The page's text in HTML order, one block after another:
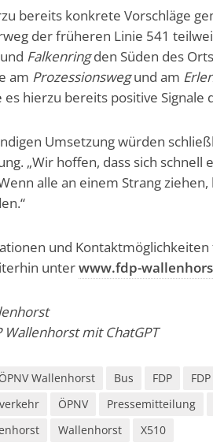
bereits konkrete Vorschläge
der früheren Linie 541
Falkenringden Süden des
am Prozessionswegund am
hierzu bereits positive Signale
Umsetzung würden
„Wir hoffen, dass sich
alle an einem Strang
und Kontaktmöglichkeiten
unterwww.fdp-
Wallenhorst mit ChatGPT
Wallenhorst Bus FDP
ÖPNV Pressemitteilung
Wallenhorst X510